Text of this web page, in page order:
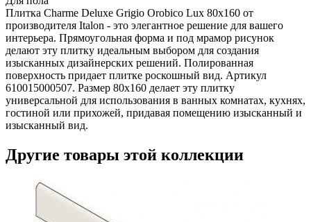
Плитка Charme Deluxe Grigio Orobico Lux 80х160 от
производителя Italon - это элегантное решение для вашего
интерьера. Прямоугольная форма и под мрамор рисунок
делают эту плитку идеальным выбором для создания
изысканных дизайнерских решений. Полированная
поверхность придает плитке роскошный вид. Артикул
610015000507. Размер 80х160 делает эту плитку
универсальной для использования в ванных комнатах, кухнях,
гостиной или прихожей, придавая помещению изысканный и
изысканный вид.
Другие товары этой коллекции